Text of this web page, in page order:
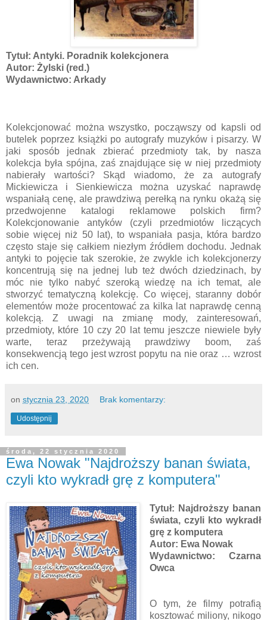
Tytuł: Antyki. Poradnik kolekcjonera
Autor: Żylski (red.)
Wydawnictwo: Arkady
Kolekcjonować można wszystko, począwszy od kapsli od
butelek poprzez książki po autografy muzyków i pisarzy. W
jaki sposób jednak zbierać przedmioty tak, by nasza
kolekcja była spójna, zaś znajdujące się w niej przedmioty
nabierały wartości? Skąd wiadomo, że za autografy
Mickiewicza i Sienkiewicza można uzyskać naprawdę
wspaniałą cenę, ale prawdziwą perełką na rynku okażą się
przedwojenne katalogi reklamowe polskich firm?
Kolekcjonowanie antyków (czyli przedmiotów liczących
sobie więcej niż 50 lat), to wspaniała pasja, która bardzo
często staje się całkiem niezłym źródłem dochodu. Jednak
antyki to pojęcie tak szerokie, że zwykle ich kolekcjonerzy
koncentrują się na jednej lub też dwóch dziedzinach, by
móc nie tylko nabyć szeroką wiedzę na ich temat, ale
stworzyć tematyczną kolekcję. Co więcej, staranny dobór
elementów może procentować za kilka lat naprawdę cenną
kolekcją. Z uwagi na zmianę mody, zainteresowań,
przedmioty, które 10 czy 20 lat temu jeszcze niewiele były
warte, teraz przeżywają prawdziwy boom, zaś
konsekwencją tego jest wzrost popytu na nie oraz … wzrost
ich cen.
on stycznia 23, 2020 Brak komentarzy:
Udostępnij
środa, 22 stycznia 2020
Ewa Nowak "Najdroższy banan świata,
czyli kto wykradł grę z komputera"
Tytuł: Najdroższy banan
świata, czyli kto wykradł
grę z komputera
Autor: Ewa Nowak
Wydawnictwo: Czarna
Owca
O tym, że filmy potrafią
kosztować miliony, nikogo